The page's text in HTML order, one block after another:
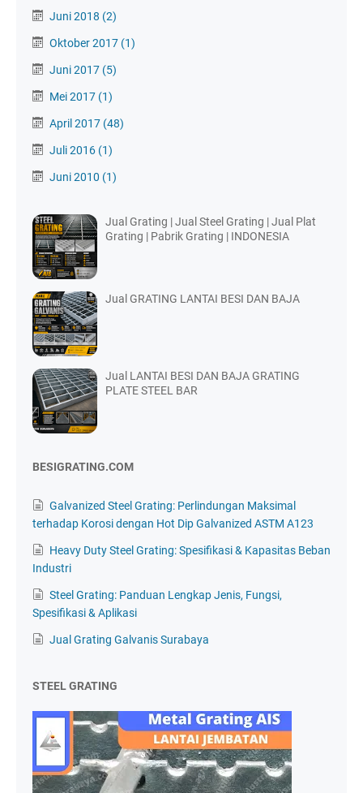
Juni 2018 (2)
Oktober 2017 (1)
Juni 2017 (5)
Mei 2017 (1)
April 2017 (48)
Juli 2016 (1)
Juni 2010 (1)
Jual Grating | Jual Steel Grating | Jual Plat
Grating | Pabrik Grating | INDONESIA
Jual GRATING LANTAI BESI DAN BAJA
Jual LANTAI BESI DAN BAJA GRATING
PLATE STEEL BAR
BESIGRATING.COM
Galvanized Steel Grating: Perlindungan Maksimal
terhadap Korosi dengan Hot Dip Galvanized ASTM A123
Heavy Duty Steel Grating: Spesifikasi & Kapasitas Beban
Industri
Steel Grating: Panduan Lengkap Jenis, Fungsi,
Spesifikasi & Aplikasi
Jual Grating Galvanis Surabaya
STEEL GRATING